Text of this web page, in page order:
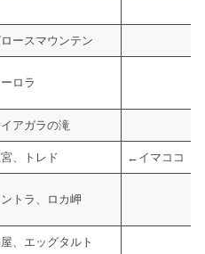
ースマウンテン
ロラ
アガラの滝
、トレド ←イマココ
トラ、ロカ岬
、エッグタルト